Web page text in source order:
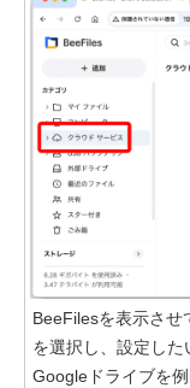
BeeFilesを表示させ
を選択し、設定し
Googleドライブを